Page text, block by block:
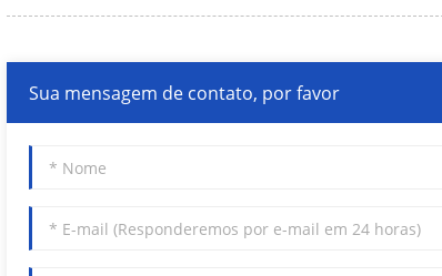
Sua mensagem de contato, por favor